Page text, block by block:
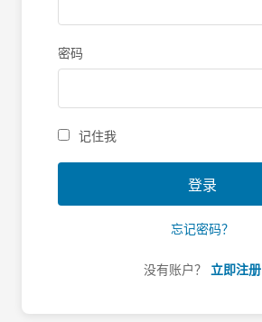
密码
记住我
登录
忘记密码？
没有账户？ 立即注册